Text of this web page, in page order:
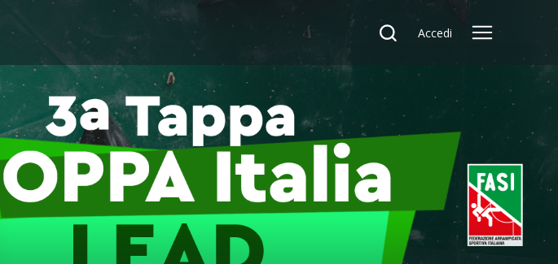
Accedi